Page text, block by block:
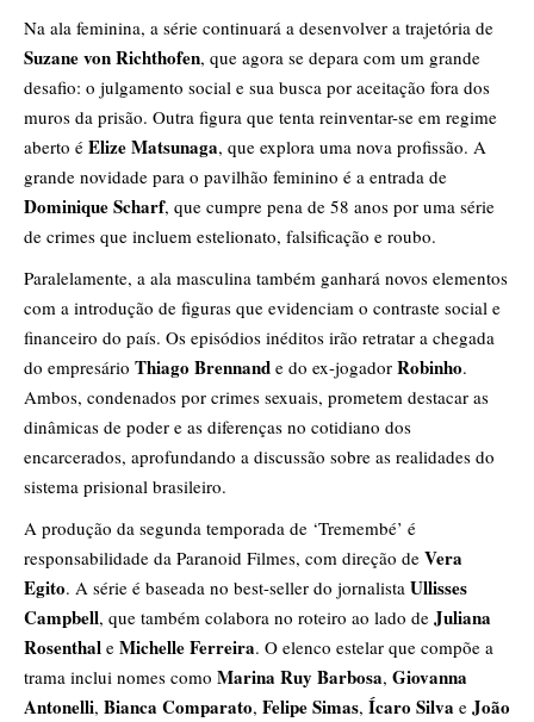
Na ala feminina, a série continuará a desenvolver a trajetória de
Suzane von Richthofen, que agora se depara com um grande
desafio: o julgamento social e sua busca por aceitação fora dos
muros da prisão. Outra figura que tenta reinventar-se em regime
aberto é Elize Matsunaga, que explora uma nova profissão. A
grande novidade para o pavilhão feminino é a entrada de
Dominique Scharf, que cumpre pena de 58 anos por uma série
de crimes que incluem estelionato, falsificação e roubo.
Paralelamente, a ala masculina também ganhará novos elementos
com a introdução de figuras que evidenciam o contraste social e
financeiro do país. Os episódios inéditos irão retratar a chegada
do empresário Thiago Brennand e do ex-jogador Robinho.
Ambos, condenados por crimes sexuais, prometem destacar as
dinâmicas de poder e as diferenças no cotidiano dos
encarcerados, aprofundando a discussão sobre as realidades do
sistema prisional brasileiro.
A produção da segunda temporada de ‘Tremembé’ é
responsabilidade da Paranoid Filmes, com direção de Vera
Egito. A série é baseada no best-seller do jornalista Ullisses
Campbell, que também colabora no roteiro ao lado de Juliana
Rosenthal e Michelle Ferreira. O elenco estelar que compõe a
trama inclui nomes como Marina Ruy Barbosa, Giovanna
Antonelli, Bianca Comparato, Felipe Simas, Ícaro Silva e João